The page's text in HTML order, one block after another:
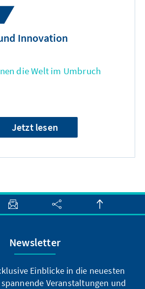
Innovation
die Welt im Umbruch
Jetzt lesen
Newsletter
Einblicke in die neuesten
Veranstaltungen und